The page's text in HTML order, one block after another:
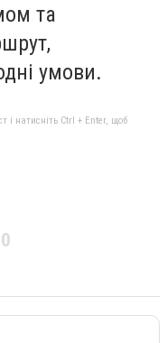
та
умови.
і натисніть Ctrl + Enter, щоб